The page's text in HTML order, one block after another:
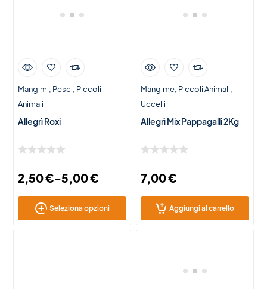
Mangimi Pesci Piccoli
Animali
Allegrì Roxi
2,50€-5,00€
Seleziona opzioni
Mangime Piccoli Animali
Uccelli
Allegrì Mix Pappagalli 2Kg
7,00€
Aggiungi al carrello